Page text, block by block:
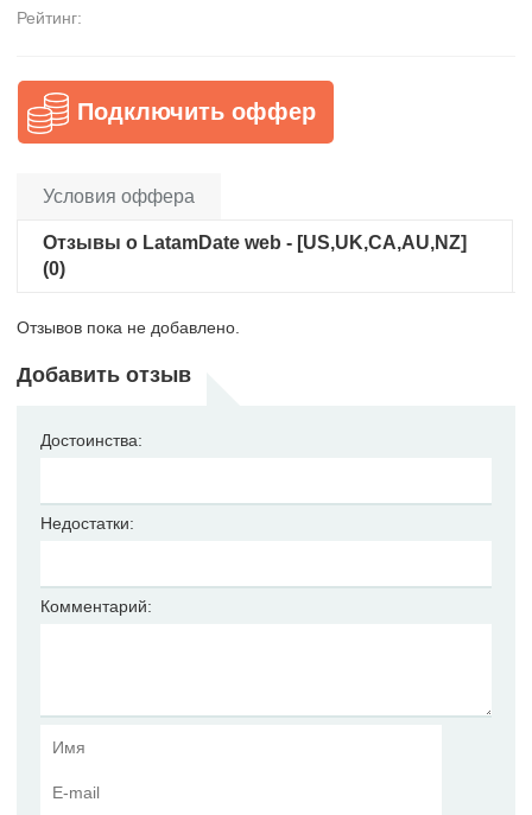
Рейтинг:
Подключить оффер
Условия оффера
Отзывы о LatamDate web - [US,UK,CA,AU,NZ]
(0)
Отзывов пока не добавлено.
Добавить отзыв
Достоинства:
Недостатки:
Комментарий: